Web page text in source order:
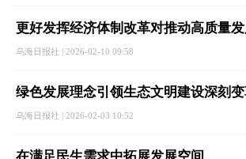
更好发挥经济体制改革对推动高质量
乌海日报社 | 2026-02-10 09:58
绿色发展理念引领生态文明建设深刻
乌海日报社 | 2026-02-03 10:52
在满足民生需求中拓展发展空间